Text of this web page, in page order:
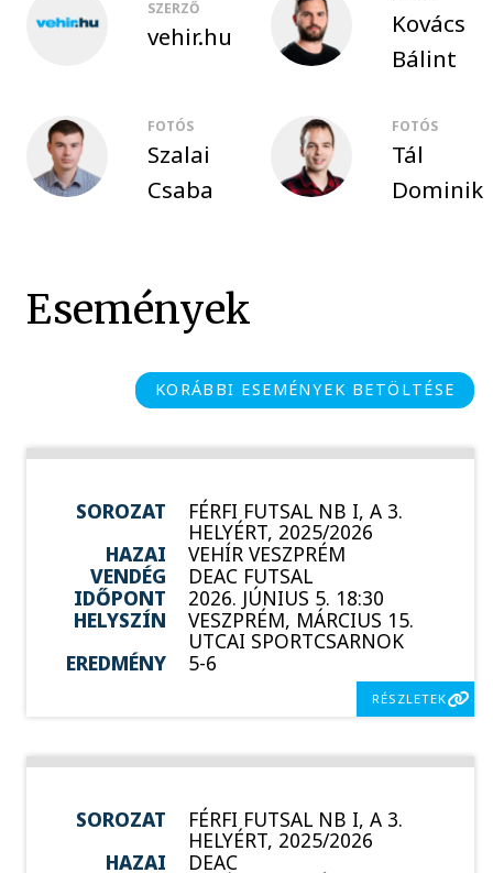
SZERZŐ
vehir.hu
Kovács
Bálint
FOTÓS
Szalai
Csaba
FOTÓS
Tál
Dominik
Események
KORÁBBI ESEMÉNYEK BETÖLTÉSE
SOROZAT FÉRFI FUTSAL NB I, A 3.
HELYÉRT, 2025/2026
HAZAI
VEHÍR VESZPRÉM
VENDÉG
DEAC FUTSAL
IDŐPONT
2026. JÚNIUS 5. 18:30
HELYSZÍN
VESZPRÉM, MÁRCIUS 15.
UTCAI SPORTCSARNOK
EREDMÉNY
5-6
RÉSZLETEK
SOROZAT FÉRFI FUTSAL NB I, A 3.
HELYÉRT, 2025/2026
HAZAI
DEAC